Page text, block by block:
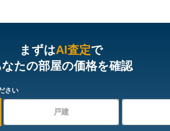
まずはAI査定で
たの部屋の価格を確認
さい
戸建